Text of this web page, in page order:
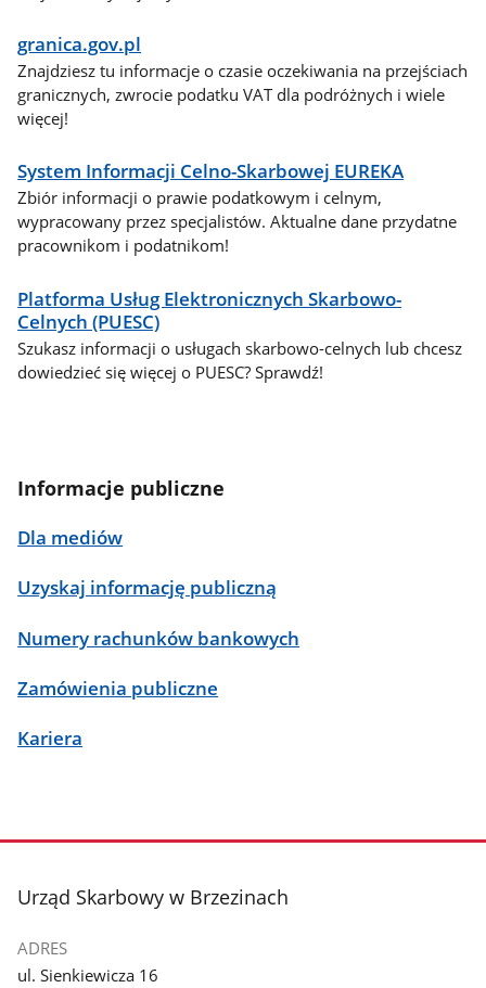
granica.gov.pl
Znajdziesz tu informacje o czasie oczekiwania na przejściach
granicznych, zwrocie podatku VAT dla podróżnych i wiele
więcej!
System Informacji Celno-Skarbowej EUREKA
Zbiór informacji o prawie podatkowym i celnym,
wypracowany przez specjalistów. Aktualne dane przydatne
pracownikom i podatnikom!
Platforma Usług Elektronicznych Skarbowo-
Celnych (PUESC)
Szukasz informacji o usługach skarbowo-celnych lub chcesz
dowiedzieć się więcej o PUESC? Sprawdź!
Informacje publiczne
Dla mediów
Uzyskaj informację publiczną
Numery rachunków bankowych
Zamówienia publiczne
Kariera
stopka
Urząd Skarbowy w Brzezinach
ADRES
ul. Sienkiewicza 16